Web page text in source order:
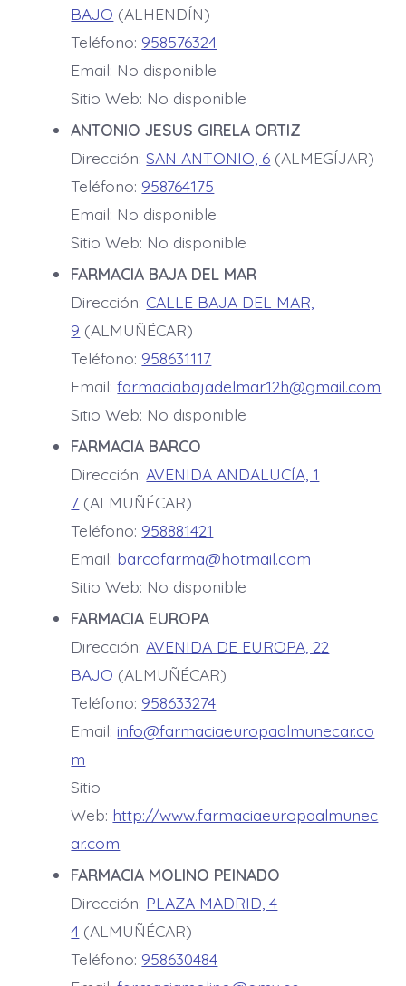
BAJO (ALHENDÍN)
Teléfono: 958576324
Email: No disponible
Sitio Web: No disponible
ANTONIO JESUS GIRELA ORTIZ
Dirección:SAN ANTONIO, 6 (ALMEGÍJAR)
Teléfono: 958764175
Email: No disponible
Sitio Web: No disponible
FARMACIA BAJA DEL MAR
Dirección: CALLE BAJA DEL MAR,
9 (ALMUÑÉCAR)
Teléfono: 958631117
Email:farmaciabajadelmar12h@gmail.com
Sitio Web: No disponible
FARMACIA BARCO
Dirección:AVENIDA ANDALUCÍA, 1
7 (ALMUÑÉCAR)
Teléfono: 958881421
Email: barcofarma@hotmail.com
Sitio Web: No disponible
FARMACIA EUROPA
Dirección:AVENIDA DE EUROPA, 22
BAJO (ALMUÑÉCAR)
Teléfono: 958633274
Email:info@farmaciaeuropaalmunecar.co
m
Sitio
Web: http://www.farmaciaeuropaalmunec
ar.com
FARMACIA MOLINO PEINADO
Dirección: PLAZA MADRID, 4
4 (ALMUÑÉCAR)
Teléfono: 958630484